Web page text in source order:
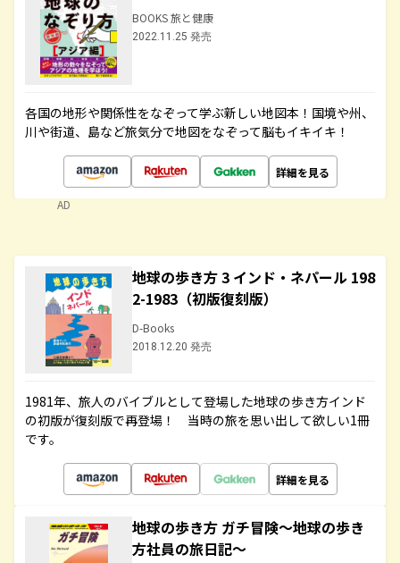
BOOKS 旅と健康
2022.11.25 発売
各国の地形や関係性をなぞって学ぶ新しい地図本！国境や州、
川や街道、島など旅気分で地図をなぞって脳もイキイキ！
詳細を見る
AD
地球の歩き方 3 インド・ネパール 198
2-1983（初版復刻版）
D-Books
2018.12.20 発売
1981年、旅人のバイブルとして登場した地球の歩き方インド
の初版が復刻版で再登場！ 当時の旅を思い出して欲しい1冊
です。
詳細を見る
地球の歩き方 ガチ冒険～地球の歩き
方社員の旅日記～